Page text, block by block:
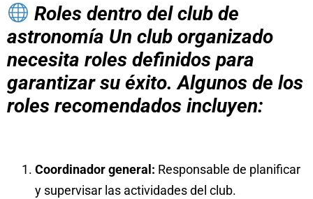
Roles dentro del club de
astronomía Un club organizado
necesita roles definidos para
garantizar su éxito. Algunos de los
roles recomendados incluyen:
Coordinador general: Responsable de planificar
y supervisar las actividades del club.